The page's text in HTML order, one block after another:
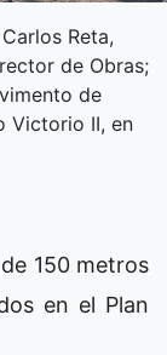
Reta,
de Obras;
de
Victorio II, en
150 metros
en el Plan